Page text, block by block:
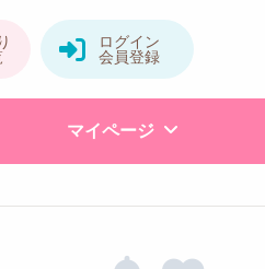
マイページ